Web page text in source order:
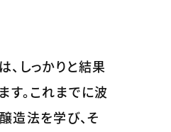
、しっかりと結果
す。これまでに波
造法を学び、そ